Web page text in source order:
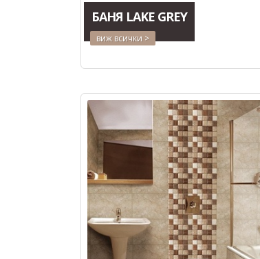
БАНЯ LAKE GREY
виж всички >